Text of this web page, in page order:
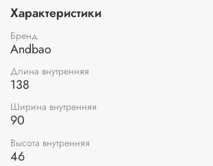
Характеристики
Бренд
Andbao
Длина внутренняя
138
Ширина внутренняя
90
Высота внутренняя
46